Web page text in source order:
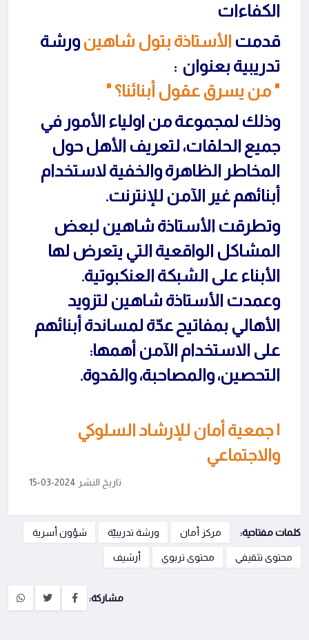
الكفاءات
قدمت الأستاذة بتول شاهين ورشة
تدريبية بعنوان :
" من يسرق عقول أبنائنا؟ "
وذلك لمجموعة من اولياء الأمور في
جميع الحلقات، لتعريف الأهل حول
المخاطر الظاهرة والخفية لاستخدام
أبنائهم غير الآمن للإنترنت.
وتطرقت الأستاذة شاهين لبعض
المشاكل الواقعية التي يتعرض لها
الأبناء على الشبكة العنكبوتية.
وعمدت الأستاذة شاهين لتزويد
الأهالي بمفاتيح عدّة لمساندة أبنائهم
على الاستخدام الآمن أهمها:
التحصين، والمصاحبة، والقدوة.
| جمعية أمان للإرشاد السلوكي
والاجتماعي
تاريخ النشر 2024-03-15
كلمات مفتاحية: مركز أمان ورشة تدريبيّة شؤون أسرية
محتوى تثقيفي محتوى تربوي أرشيف
مشاركة: